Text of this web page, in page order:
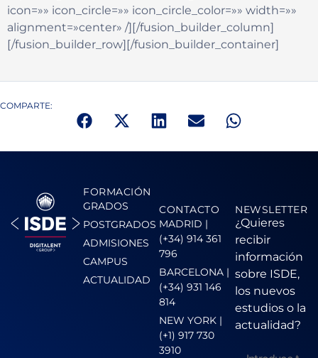
icon=»» icon_circle=»» icon_circle_color=»» width=»»
alignment=»center» /][/fusion_builder_column]
[/fusion_builder_row][/fusion_builder_container]
COMPARTE:
FORMACIÓN
GRADOS
POSTGRADOS
ADMISIONES
CAMPUS
ACTUALIDAD
CONTACTO
MADRID |
(+34) 914 361
796
BARCELONA |
(+34) 931 146
814
NEW YORK |
(+1) 917 730
3910
NEWSLETTER
¿Quieres
recibir
información
sobre ISDE,
los nuevos
estudios o la
actualidad?